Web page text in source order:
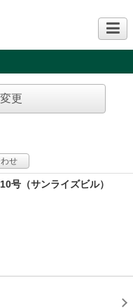
更
せ
号（サンライズビル）